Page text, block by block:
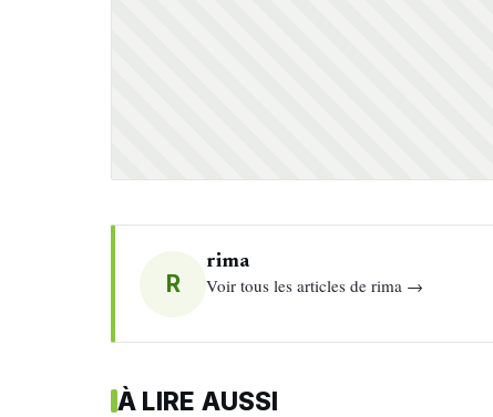
R
rima
Voir tous les articles de rima →
À LIRE AUSSI